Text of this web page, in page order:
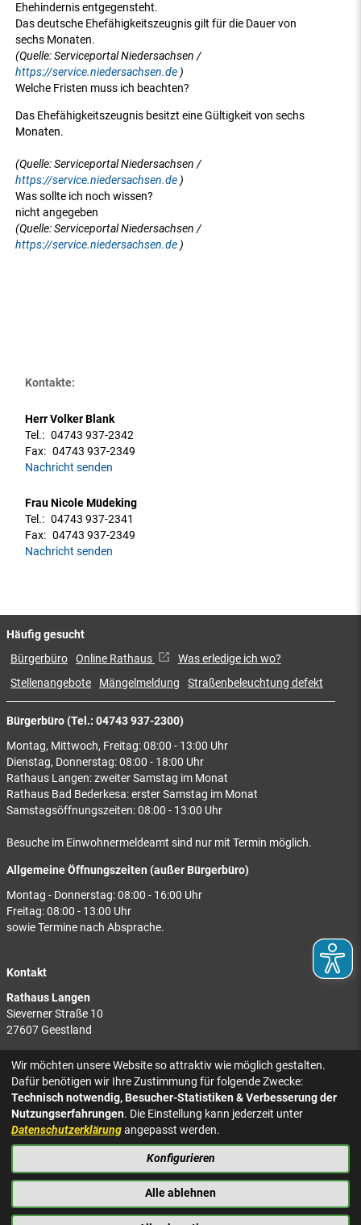
Ehehindernis entgegensteht.
Das deutsche Ehefähigkeitszeugnis gilt für die Dauer von
sechs Monaten.
(Quelle: Serviceportal Niedersachsen /
https://service.niedersachsen.de )
Welche Fristen muss ich beachten?
Das Ehefähigkeitszeugnis besitzt eine Gültigkeit von sechs
Monaten.
(Quelle: Serviceportal Niedersachsen /
https://service.niedersachsen.de )
Was sollte ich noch wissen?
nicht angegeben
(Quelle: Serviceportal Niedersachsen /
https://service.niedersachsen.de )
Kontakte:
Herr Volker Blank
Tel.: 04743 937-2342
Fax: 04743 937-2349
Nachricht senden
Frau Nicole Müdeking
Tel.: 04743 937-2341
Fax: 04743 937-2349
Nachricht senden
Bürgerbüro (Tel.: 04743 937-2300)
Montag, Mittwoch, Freitag: 08:00 - 13:00 Uhr
Dienstag, Donnerstag: 08:00 - 18:00 Uhr
Rathaus Langen: zweiter Samstag im Monat
Rathaus Bad Bederkesa: erster Samstag im Monat
Samstagsöffnungszeiten: 08:00 - 13:00 Uhr
Besuche im Einwohnermeldeamt sind nur mit Termin möglich.
Allgemeine Öffnungszeiten (außer Bürgerbüro)
Montag - Donnerstag: 08:00 - 16:00 Uhr
Freitag: 08:00 - 13:00 Uhr
sowie Termine nach Absprache.
Kontakt
Rathaus Langen
Sieverner Straße 10
27607 Geestland
Rathaus Bad Bederkesa
Am Markt 8
27624 Geestland
Tel.: 04743 937-2300
Häufig gesucht
Bürgerbüro Online Rathaus
Was erledige ich wo?
Stellenangebote
Mängelmeldung Straßenbeleuchtung defekt
KONTAKT
IMPRESSUM
BARRIEREFREIHEIT
NACH OBEN
Wir möchten unsere Website so attraktiv wie möglich gestalten.
Dafür benötigen wir Ihre Zustimmung für folgende Zwecke:
Technisch notwendig, Besucher-Statistiken & Verbesserung der
Nutzungserfahrungen. Die Einstellung kann jederzeit unter
Datenschutzerklärungangepasst werden.
Konfigurieren
Alle ablehnen